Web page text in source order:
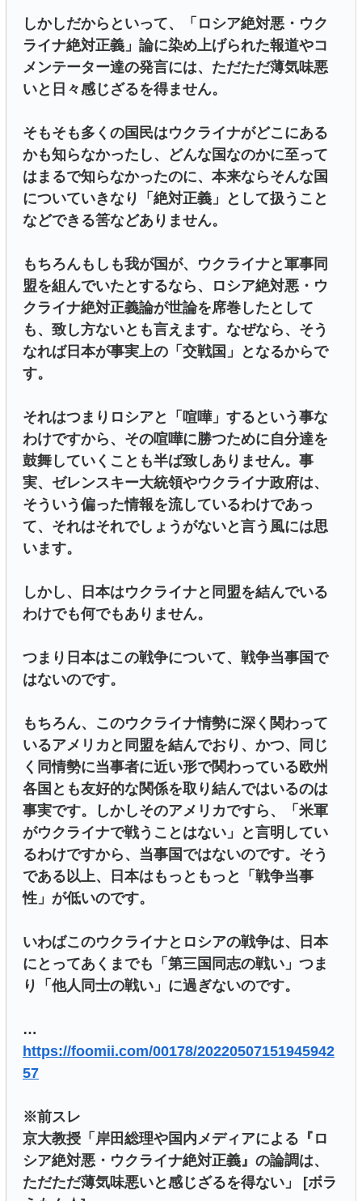
しかしだからといって、「ロシア絶対悪・ウク
ライナ絶対正義」論に染め上げられた報道やコ
メンテーター達の発言には、ただただ薄気味悪
いと日々感じざるを得ません。
そもそも多くの国民はウクライナがどこにある
かも知らなかったし、どんな国なのかに至って
はまるで知らなかったのに、本来ならそんな国
についていきなり「絶対正義」として扱うこと
などできる筈などありません。
もちろんもしも我が国が、ウクライナと軍事同
盟を組んでいたとするなら、ロシア絶対悪・ウ
クライナ絶対正義論が世論を席巻したとして
も、致し方ないとも言えます。なぜなら、そう
なれば日本が事実上の「交戦国」となるからで
す。
それはつまりロシアと「喧嘩」するという事な
わけですから、その喧嘩に勝つために自分達を
鼓舞していくことも半ば致しありません。事
実、ゼレンスキー大統領やウクライナ政府は、
そういう偏った情報を流しているわけであっ
て、それはそれでしょうがないと言う風には思
います。
しかし、日本はウクライナと同盟を結んでいる
わけでも何でもありません。
つまり日本はこの戦争について、戦争当事国で
はないのです。
もちろん、このウクライナ情勢に深く関わって
いるアメリカと同盟を結んでおり、かつ、同じ
く同情勢に当事者に近い形で関わっている欧州
各国とも友好的な関係を取り結んではいるのは
事実です。しかしそのアメリカですら、「米軍
がウクライナで戦うことはない」と言明してい
るわけですから、当事国ではないのです。そう
である以上、日本はもっともっと「戦争当事
性」が低いのです。
いわばこのウクライナとロシアの戦争は、日本
にとってあくまでも「第三国同志の戦い」つま
り「他人同士の戦い」に過ぎないのです。
…
https://foomii.com/00178/20220507151945942
57
※前スレ
京大教授「岸田総理や国内メディアによる『ロ
シア絶対悪・ウクライナ絶対正義』の論調は、
ただただ薄気味悪いと感じざるを得ない」 [ボラ